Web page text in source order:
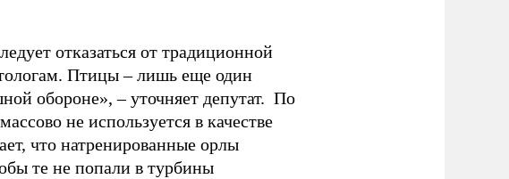
отказаться от традиционной
Птицы – лишь еще один
обороне», – уточняет депутат. По
не используется в качестве
что натренированные орлы
те не попали в турбины